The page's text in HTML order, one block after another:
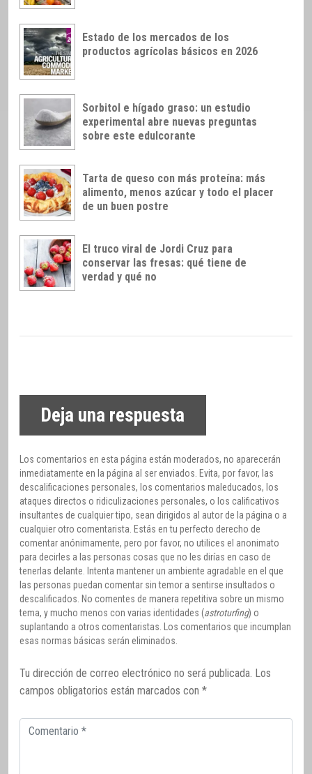
Estado de los mercados de los
productos agrícolas básicos en 2026
Sorbitol e hígado graso: un estudio
experimental abre nuevas preguntas
sobre este edulcorante
Tarta de queso con más proteína: más
alimento, menos azúcar y todo el placer
de un buen postre
El truco viral de Jordi Cruz para
conservar las fresas: qué tiene de
verdad y qué no
Deja una respuesta
Los comentarios en esta página están moderados, no aparecerán
inmediatamente en la página al ser enviados. Evita, por favor, las
descalificaciones personales, los comentarios maleducados, los
ataques directos o ridiculizaciones personales, o los calificativos
insultantes de cualquier tipo, sean dirigidos al autor de la página o a
cualquier otro comentarista. Estás en tu perfecto derecho de
comentar anónimamente, pero por favor, no utilices el anonimato
para decirles a las personas cosas que no les dirías en caso de
tenerlas delante. Intenta mantener un ambiente agradable en el que
las personas puedan comentar sin temor a sentirse insultados o
descalificados. No comentes de manera repetitiva sobre un mismo
tema, y mucho menos con varias identidades (astroturfing) o
suplantando a otros comentaristas. Los comentarios que incumplan
esas normas básicas serán eliminados.
Tu dirección de correo electrónico no será publicada. Los
campos obligatorios están marcados con *
Comentario